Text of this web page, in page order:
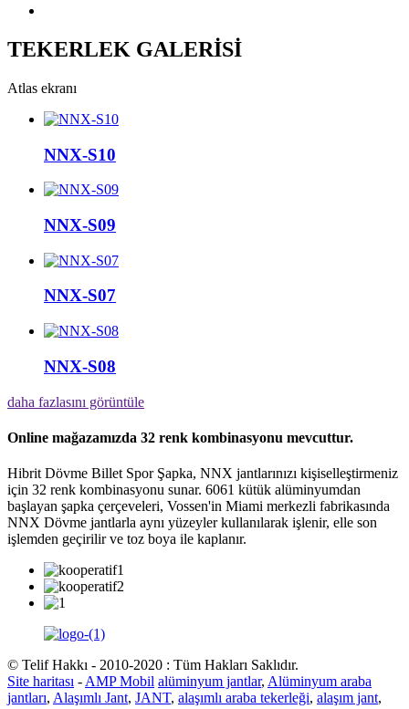
TEKERLEK GALERİSİ
Atlas ekranı
NNX-S10
NNX-S09
NNX-S07
NNX-S08
daha fazlasını görüntüle
Online mağazamızda 32 renk kombinasyonu mevcuttur.
Hibrit Dövme Billet Spor Şapka, NNX jantlarınızı kişiselleştirmeniz
için 32 renk kombinasyonu sunar. 6061 kütük alüminyumdan
başlayan şapka çerçeveleri, Vossen'in Miami merkezli fabrikasında
NNX Dövme jantlarla aynı yüzeyler kullanılarak işlenir, elle son
işlemden geçirilir ve toz boya ile kaplanır.
© Telif Hakkı - 2010-2020 : Tüm Hakları Saklıdır.
Site haritası - AMP Mobil alüminyum jantlar, Alüminyum araba
jantları, Alaşımlı Jant, JANT, alaşımlı araba tekerleği, alaşım jant,